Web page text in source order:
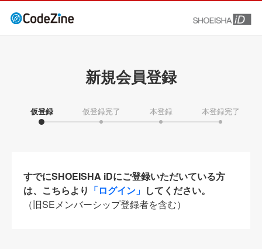
新規会員登録
仮登録 仮登録完了 本登録 本登録完了
すでにSHOEISHA iDにご登録いただいている方
は、こちらより 「ログイン」 してください。
（旧SEメンバーシップ登録者を含む）